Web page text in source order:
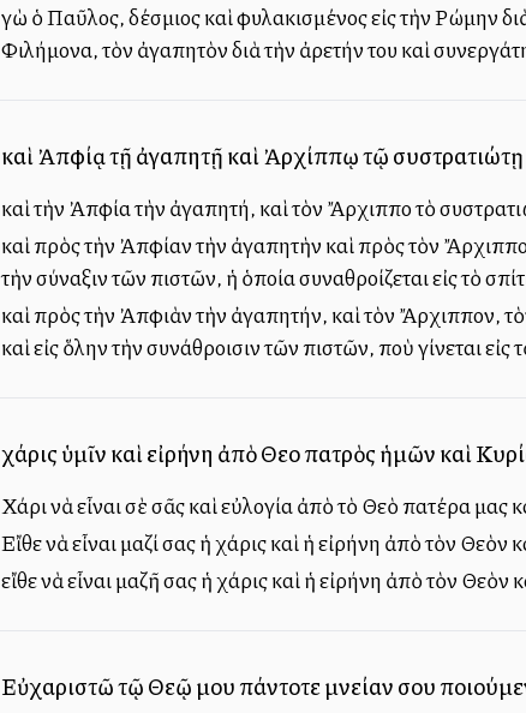
Ἐγὼ ὁ Παῦλος, δέσμιος καὶ φυλακισμένος εἰς τὴν Ρώμην
Φιλήμονα, τὸν ἀγαπητὸν διὰ τὴν ἀρετήν του καὶ
καὶ Ἀπφίᾳ τῇ ἀγαπητῇ καὶ Ἀρχίππῳ τῷ συστρατιώτῃ
καὶ τὴν Ἀπφία τὴν ἀγαπητή, καὶ τὸν Ἄρχιππο τὸ
καὶ πρὸς τὴν Ἀπφίαν τὴν ἀγαπητὴν καὶ πρὸς τὸν
τὴν σύναξιν τῶν πιστῶν, ἡ ὁποία συναθροίζεται εἰς τὸ
καὶ πρὸς τὴν Ἀπφιὰν τὴν ἀγαπητήν, καὶ τὸν Ἄρχιππον,
καὶ εἰς ὅλην τὴν συνάθροισιν τῶν πιστῶν, ποὺ γίνεται εἰς
χάρις ὑμῖν καὶ εἰρήνη ἀπὸ Θεοῦ πατρὸς ἡμῶν καὶ
Χάρι νὰ εἶναι σὲ σᾶς καὶ εὐλογία ἀπὸ τὸ Θεὸ πατέρα μας
Εἴθε νὰ εἶναι μαζί σας ἡ χάρις καὶ ἡ εἰρήνη ἀπὸ τὸν
εἴθε νὰ εἶναι μαζῆ σας ἡ χάρις καὶ ἡ εἰρήνη ἀπὸ τὸν
Εὐχαριστῶ τῷ Θεῷ μου πάντοτε μνείαν σου